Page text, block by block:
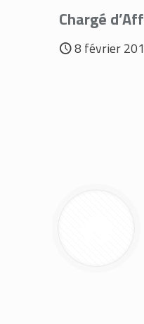
Chargé
8 février